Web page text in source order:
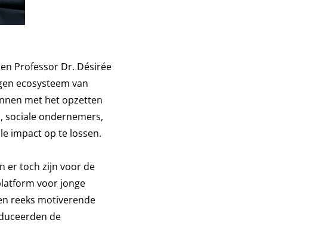
Professor Dr. Désirée
ecosysteem van
met het opzetten
sociale ondernemers,
impact op te lossen.
er toch zijn voor de
voor jonge
reeks motiverende
de